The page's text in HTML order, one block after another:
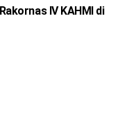
IV KAHMI di